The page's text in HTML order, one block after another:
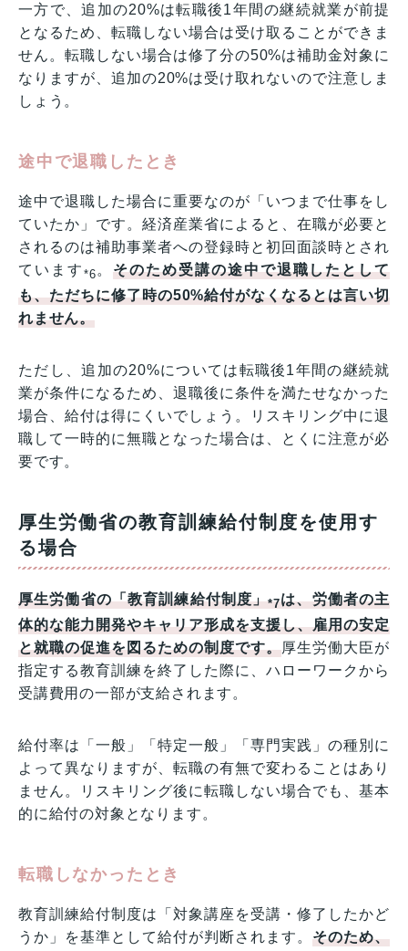
一方で、追加の20%は転職後1年間の継続就業が前提
となるため、転職しない場合は受け取ることができま
せん。転職しない場合は修了分の50%は補助金対象に
なりますが、追加の20%は受け取れないので注意しま
しょう。
途中で退職したとき
途中で退職した場合に重要なのが「いつまで仕事をし
ていたか」です。経済産業省によると、在職が必要と
されるのは補助事業者への登録時と初回面談時とされ
ています *6 。そのため受講の途中で退職したとして
も、ただちに修了時の50%給付がなくなるとは言い切
れません。
ただし、追加の20%については転職後1年間の継続就
業が条件になるため、退職後に条件を満たせなかった
場合、給付は得にくいでしょう。リスキリング中に退
職して一時的に無職となった場合は、とくに注意が必
要です。
厚生労働省の教育訓練給付制度を使用す
る場合
厚生労働省の「教育訓練給付制度」*7は、労働者の主
体的な能力開発やキャリア形成を支援し、雇用の安定
と就職の促進を図るための制度です。厚生労働大臣が
指定する教育訓練を終了した際に、ハローワークから
受講費用の一部が支給されます。
給付率は「一般」「特定一般」「専門実践」の種別に
よって異なりますが、転職の有無で変わることはあり
ません。リスキリング後に転職しない場合でも、基本
的に給付の対象となります。
転職しなかったとき
教育訓練給付制度は「対象講座を受講・修了したかど
うか」を基準として給付が判断されます。そのため、